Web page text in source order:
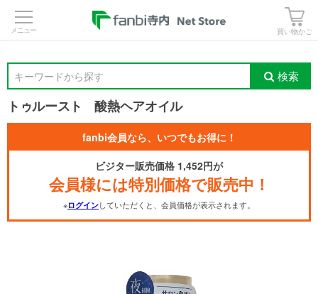
買い物かご
キーワードから探す 検索
トゥルースト 酸熱ヘアオイル
fanbi会員なら、いつでもお得に！
ビジター販売価格 1,452円が
会員様には特別価格で販売中！
※ログインしていただくと、会員価格が表示されます。